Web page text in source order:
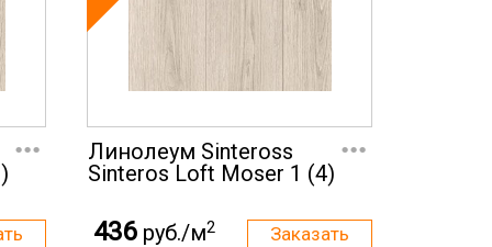
...
Линолеум Sinteross
Sinteros Loft Moser 1 (4)
...
436 руб./м2